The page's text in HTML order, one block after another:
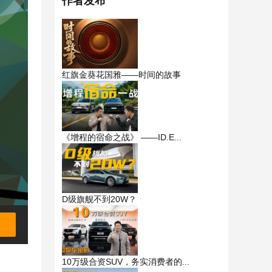
红旗金葵花国雅——时间的故事
《增程的宿命之战》 ——ID.E...
D级旗舰不到20W？
10万级合资SUV，务实消费者的...